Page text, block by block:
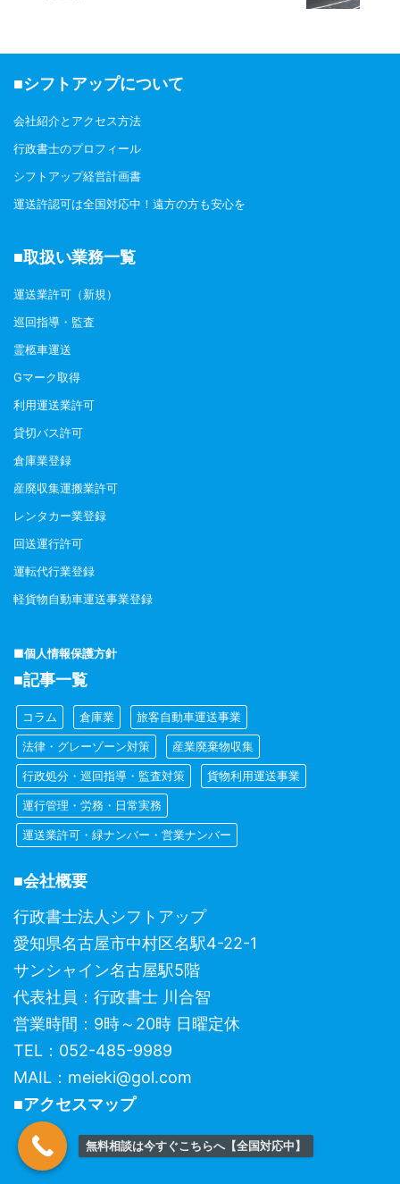
業所や車庫の選定には都市計画 ...
■シフトアップについて
会社紹介とアクセス方法
行政書士のプロフィール
シフトアップ経営計画書
運送許認可は全国対応中！遠方の方も安心を
■取扱い業務一覧
運送業許可（新規）
巡回指導・監査
霊柩車運送
Gマーク取得
利用運送業許可
貸切バス許可
倉庫業登録
産廃収集運搬業許可
レンタカー業登録
回送運行許可
運転代行業登録
軽貨物自動車運送事業登録
■個人情報保護方針
■記事一覧
コラム 倉庫業 旅客自動車運送事業
法律・グレーゾーン対策 産業廃棄物収集
行政処分・巡回指導・監査対策 貨物利用運送事業
運行管理・労務・日常実務
運送業許可・緑ナンバー・営業ナンバー
■会社概要
行政書士法人シフトアップ
愛知県名古屋市中村区名駅4-22-1
サンシャイン名古屋駅5階
代表社員：行政書士 川合智
営業時間：9時～20時 日曜定休
TEL：052-485-9989
MAIL：meieki@gol.com
■アクセスマップ
無料相談は今すぐこちらへ【全国対応中】